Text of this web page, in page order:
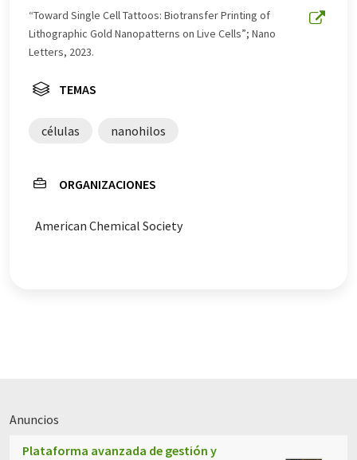
este artículo ha sido traducido con traducción
automática, es posible que contenga errores de
vocabulario, sintaxis o gramática. El artículo original en
“Toward Single Cell Tattoos: Biotransfer Printing of
Lithographic Gold Nanopatterns on Live Cells”; Nano
Letters, 2023.
TEMAS
células nanohilos
ORGANIZACIONES
American Chemical Society
Anuncios
Plataforma avanzada de gestión y